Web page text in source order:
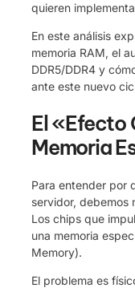
quieren
En este análisis
memoria RAM, el
DDR5/DDR4 y
ante este nuevo
El «Efecto
Memoria
Para entender por
servidor, debemos
Los chips que
una memoria
Memory).
El problema es